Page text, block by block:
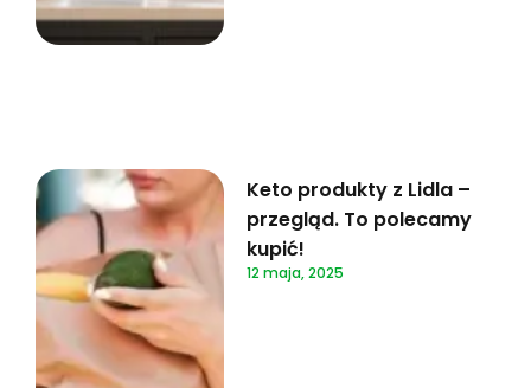
Keto produkty z Lidla –
przegląd. To polecamy
kupić!
12 maja, 2025